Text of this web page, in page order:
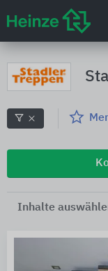
Inhalte